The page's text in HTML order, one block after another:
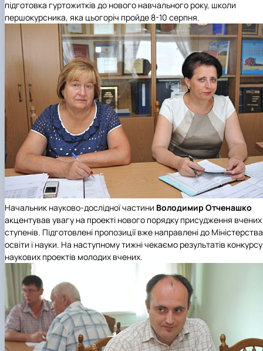
підготовка гуртожитків до нового навчального року, школи
першокурсника, яка цьогоріч пройде 8-10 серпня.
Начальник науково-дослідної частини Володимир Отченашко
акцентував увагу на проекті нового порядку присудження вчених
ступенів. Підготовлені пропозиції вже направлені до Міністерства
освіти і науки. На наступному тижні чекаємо результатів конкурсу
наукових проектів молодих вчених.